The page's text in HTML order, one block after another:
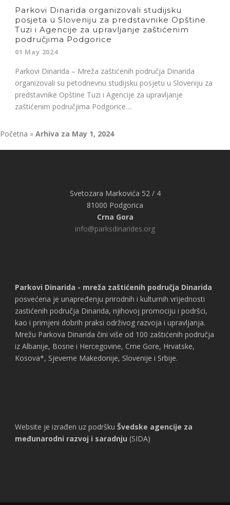
Parkovi Dinarida organizovali studijsku
posjeta u Sloveniju za predstavnike Opštine
Tuzi i Agencije za upravljanje zaštićenim
područjima Podgorice
01 May 2024
Parkovi Dinarida – Mreža zaštićenih područja Dinarida
organizovali su petodnevnu studijsku posjetu u Sloveniju za
predstavnike Opštine Tuzi i Agencije za upravljanje
zaštićenim područjima Podgorice....
Početna » Arhiva za May 1, 2024
Svetozara Markovića 52 / 4
81000 Podgorica
Crna Gora
info@parksdinarides.org
Parkovi Dinarida - mreža zaštićenih područja Dinarida
posvećena je unapređenju prirodnih i kulturnih vrijednosti
zastićenih područja Dinarida, njihovoj promociju i podršci,
kao i primjeni dobrih praksi održivog razvoja i upravljanja.
Mrežu Parkova Dinarida čini više od 100 zaštićenih područja
iz Albanije, Bosne i Hercegovine, Crne Gore, Hrvatske,
Kosova*, Sjeverne Makedonije, Slovenije i Srbije.
Website je izrađen uz podršku Švedske agencije za
međunarodni razvoj i saradnju (SIDA)